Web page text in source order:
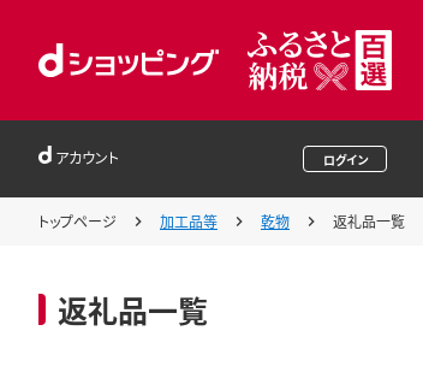
アカウント ログイン
トップページ 加工品等 乾物 返礼品一覧
返礼品一覧